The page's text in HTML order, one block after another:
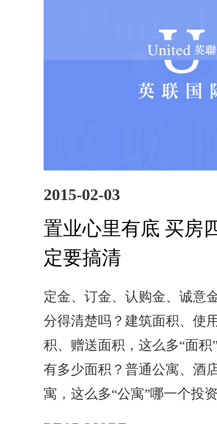
2015-02-03
置业心里有底 买房
定要搞清
定金、订金、认购金、诚意
分得清楚吗？建筑面积、使
积、赠送面积，这么多“面积
有多少面积？普通公寓、酒
寓，这么多“公寓”哪一个投